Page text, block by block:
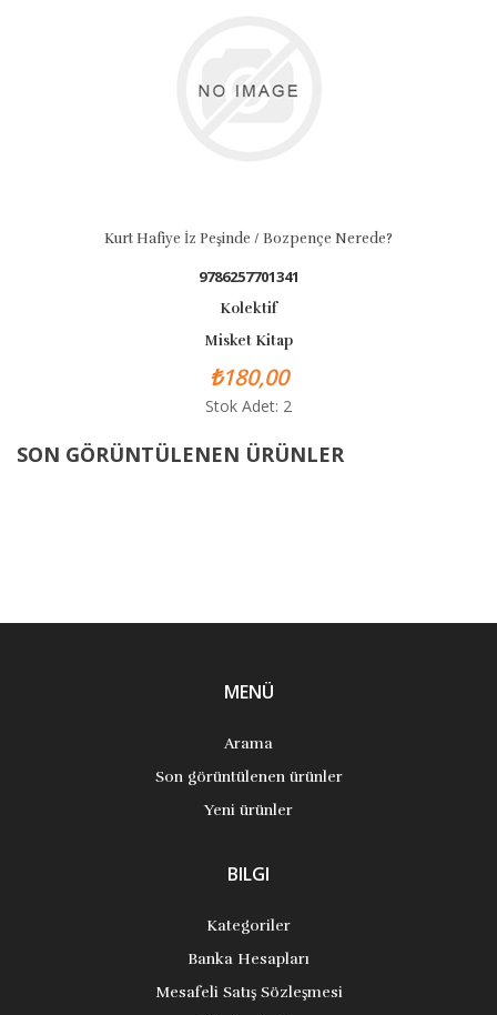
Kurt Hafiye İz Peşinde / Bozpençe Nerede?
9786257701341
Kolektif
Misket Kitap
₺180,00
Stok Adet: 2
SON GÖRÜNTÜLENEN ÜRÜNLER
MENÜ
Arama
Son görüntülenen ürünler
Yeni ürünler
BILGI
Kategoriler
Banka Hesapları
Mesafeli Satış Sözleşmesi